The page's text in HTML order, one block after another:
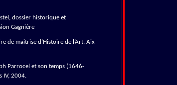
dossier historique et
Gagnière
de maitrise d’Histoire de l’Art, Aix
Parrocel et son temps (1646-
IV, 2004.